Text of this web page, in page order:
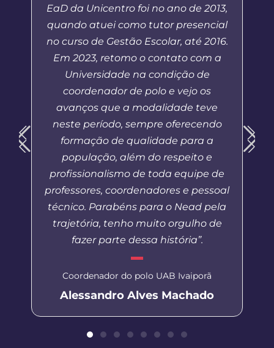
EaD da Unicentro foi no ano de 2013,
quando atuei como tutor presencial
no curso de Gestão Escolar, até 2016.
Em 2023, retomo o contato com a
Universidade na condição de
coordenador de polo e vejo os
avanços que a modalidade teve
neste período, sempre oferecendo
formação de qualidade para a
população, além do respeito e
profissionalismo de toda equipe de
professores, coordenadores e pessoal
técnico. Parabéns para o Nead pela
trajetória, tenho muito orgulho de
fazer parte dessa história”.
Coordenador do polo UAB Ivaiporã
Alessandro Alves Machado